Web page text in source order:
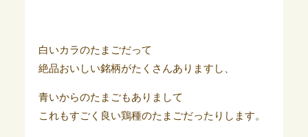
白いカラのたまごだって
絶品おいしい銘柄がたくさんありますし、
青いからのたまごもありまして
これもすごく良い鶏種のたまごだったりします。